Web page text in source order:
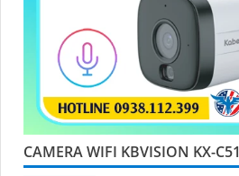
CAMERA WIFI KBVISION KX-